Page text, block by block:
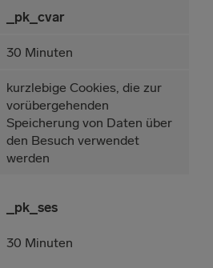
_pk_cvar
30 Minuten
kurzlebige Cookies, die zur
vorübergehenden
Speicherung von Daten über
den Besuch verwendet
werden
_pk_ses
30 Minuten